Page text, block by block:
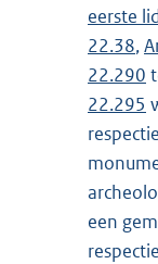
eerste
22.38,
22.290
22.295
een